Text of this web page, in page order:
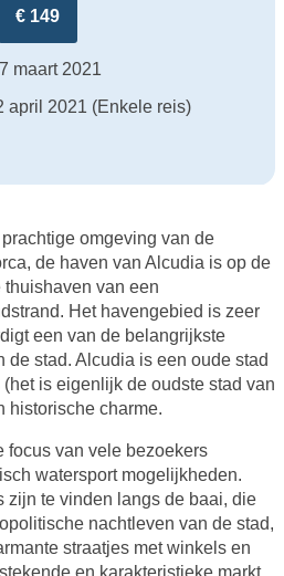
€ 149
maart 2021
april 2021 (Enkele reis)
omgeving van de
de haven van Alcudia is op de
van een
Het havengebied is zeer
een van de belangrijkste
de stad. Alcudia is een oude stad
is eigenlijk de oudste stad van
historische charme.
focus van vele bezoekers
watersport mogelijkheden.
zijn te vinden langs de baai, die
nachtleven van de stad,
straatjes met winkels en
en karakteristieke markt